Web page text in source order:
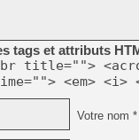
tags et attributs
title="">
<em>
Votre nom *